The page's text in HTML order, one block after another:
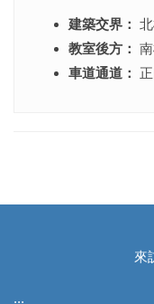
建築交界：
教室後方：
車道通道：
來